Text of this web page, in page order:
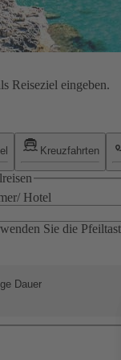
Reiseziel eingeben.
Kreuzfahrten
Hotel
Sie die
Dauer